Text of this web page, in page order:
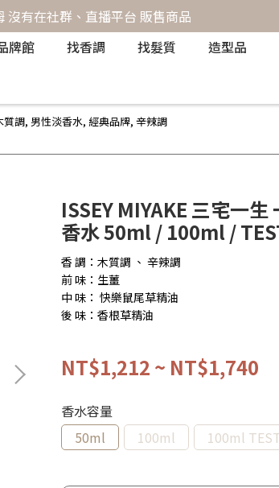
有在社群、直播平台 販售商品
牌館 找香調 找髮質 造型品
質調, 男性淡香水, 經典品牌, 辛辣調
ISSEY MIYAKE 三宅一
香水 50ml / 100ml /
香 調：木質調 、 辛辣調
前 味：生薑
中 味： 快樂鼠尾草精油
後 味：香根草精油
NT$1,212 ~ NT$1,740
香水容量
50ml
100ml 100ml